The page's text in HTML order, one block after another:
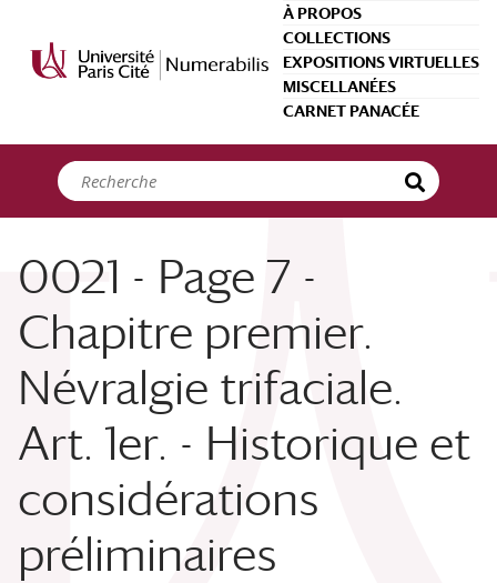
À PROPOS
COLLECTIONS
EXPOSITIONS VIRTUELLES
MISCELLANÉES
CARNET PANACÉE
0021 - Page 7 -
Chapitre premier.
Névralgie trifaciale.
Art. 1er. - Historique et
considérations
préliminaires